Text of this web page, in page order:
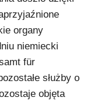
organy
niemiecki
für
służby o
objęta